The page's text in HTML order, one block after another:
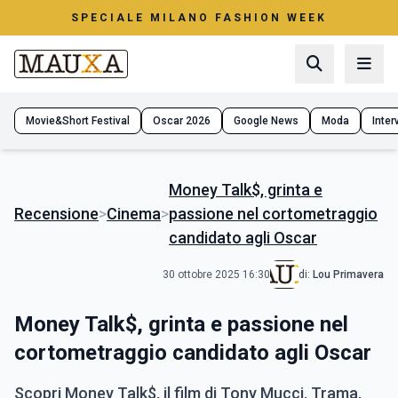
SPECIALE MILANO FASHION WEEK
Movie&Short Festival Oscar 2026 Google News Moda
Recensione>Cinema>
Money Talk$, grinta e
passione nel cortometraggio
candidato agli Oscar
30 ottobre 2025 16:30 di: Lou Primavera
Money Talk$, grinta e passione nel
cortometraggio candidato agli Oscar
Scopri Money Talk$, il film di Tony Mucci. Trama,